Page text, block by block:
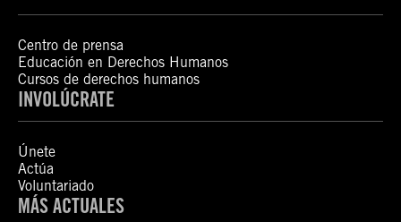
Centro de prensa
Educación en Derechos Humanos
Cursos de derechos humanos
INVOLÚCRATE
Únete
Actúa
Voluntariado
MÁS ACTUALES